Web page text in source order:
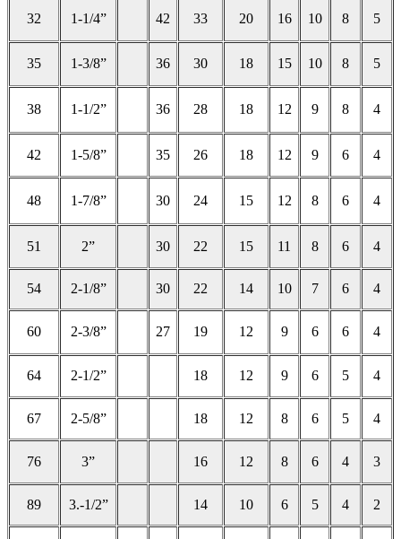
32 1-1/4” 42 33 20 16 10 8 5
35 1-3/8” 36 30 18 15 10 8 5
38 1-1/2” 36 28 18 12 9 8 4
42 1-5/8” 35 26 18 12 9 6 4
48 1-7/8” 30 24 15 12 8 6 4
51 2” 30 22 15 11 8 6 4
54 2-1/8” 30 22 14 10 7 6 4
60 2-3/8” 27 19 12 9 6 6 4
64 2-1/2” 18 12 9 6 5 4
67 2-5/8” 18 12 8 6 5 4
76 3” 16 12 8 6 4 3
89 3.-1/2” 14 10 6 5 4 2